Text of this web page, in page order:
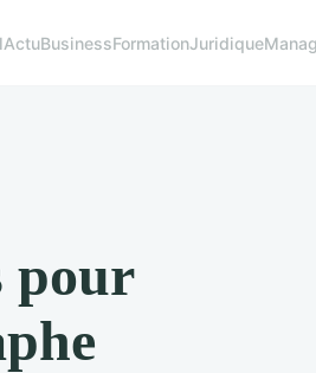
ActuBusinessFormationJuridique
pour